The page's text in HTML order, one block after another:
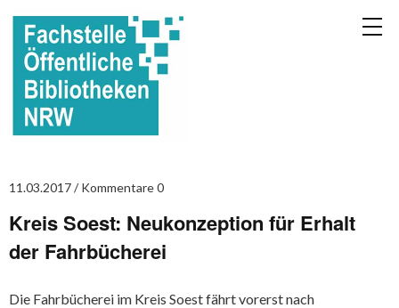
11.03.2017 Kommentare 0
Kreis Soest: Neukonzeption für Erhalt
der Fahrbücherei
Die Fahrbücherei im Kreis Soest fährt vorerst nach